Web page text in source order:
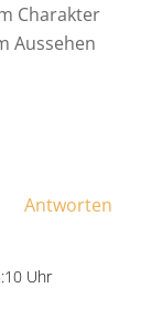
Charakter
Aussehen
Antworten
Uhr